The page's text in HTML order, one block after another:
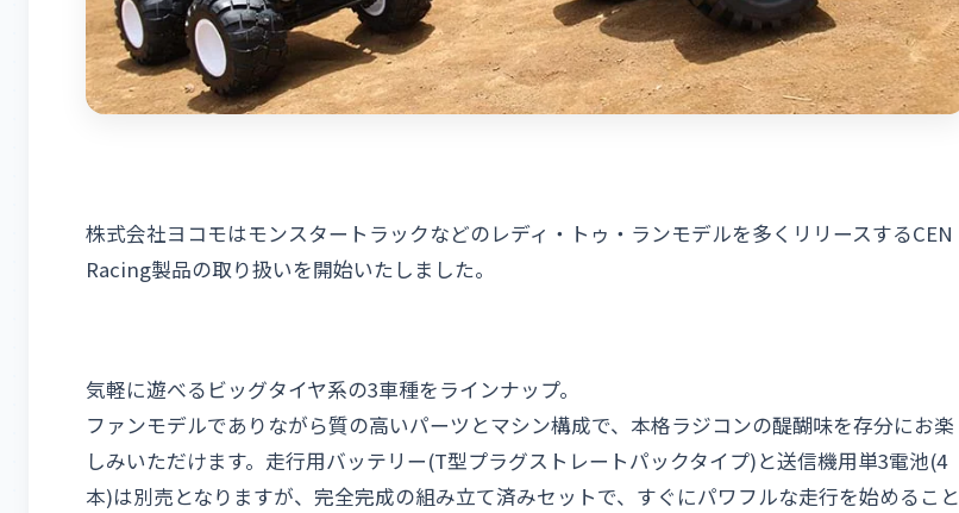
株式会社ヨコモはモンスタートラックなどのレディ・トゥ・ランモデルを多くリリースするCEN
Racing製品の取り扱いを開始いたしました。
気軽に遊べるビッグタイヤ系の3車種をラインナップ。
ファンモデルでありながら質の高いパーツとマシン構成で、本格ラジコンの醍醐味を存分にお楽
しみいただけます。走行用バッテリー(T型プラグストレートパックタイプ)と送信機用単3電池(4
本)は別売となりますが、完全完成の組み立て済みセットで、すぐにパワフルな走行を始めること